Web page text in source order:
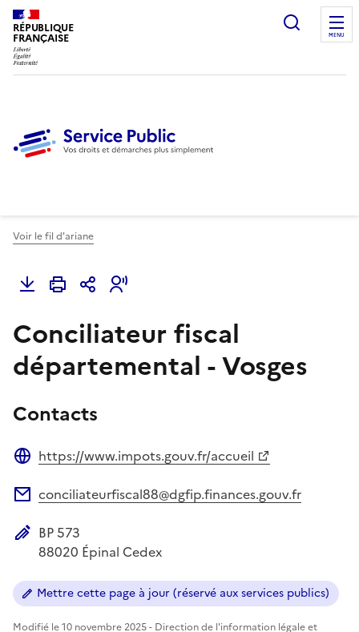
RÉPUBLIQUE
FRANÇAISE
Ouvrir
MENU
Voir le fil d'ariane
Conciliateur fiscal
départemental - Vosges
Contacts
https://www.impots.gouv.fr/accueil
conciliateurfiscal88@dgfip.finances.gouv.fr
Adresse postale
BP 573
88020 Épinal Cedex
Mettre cette page à jour (réservé aux services publics)
Modifié le 10 novembre 2025 - Direction de l'information légale et